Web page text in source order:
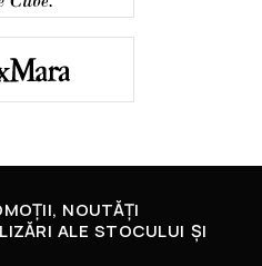
NOUTĂȚI
ALE STOCULUI ȘI